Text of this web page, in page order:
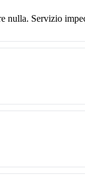
nulla. Servizio